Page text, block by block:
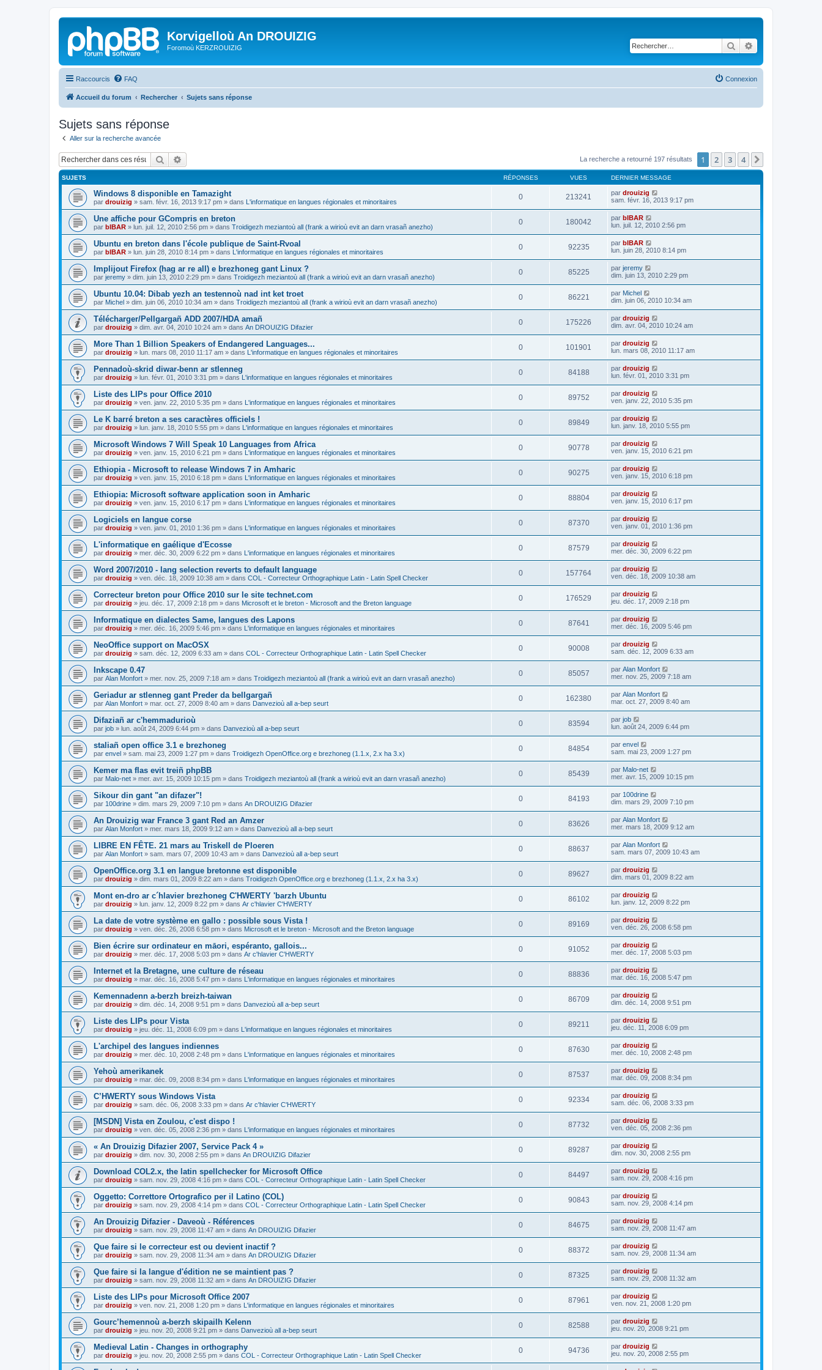
Korvigelloù An DROUIZIG
Foromoù KERZROUIZIG Rechercher
Raccourcis FAQ Connexion
Accueil du forum Rechercher Sujets sans réponse
Sujets sans réponse
Aller sur la recherche avancée
Rechercher La recherche a retourné 197 résultats 1 2 3 4
SUJETS RÉPONSES VUES DERNIER MESSAGE
Windows 8 disponible en Tamazight
par drouizig » sam. févr. 16, 2013 9:17 pm » dans L'informatique en langues régionales et minoritaires
0 213241 par drouizig
sam. févr. 16, 2013 9:17 pm
Une affiche pour GCompris en breton
par bIBAR » lun. juil. 12, 2010 2:56 pm » dans Troidigezh meziantoù all (frank a wirioù evit an darn vrasañ anezho)
0 180042 par bIBAR
lun. juil. 12, 2010 2:56 pm
Ubuntu en breton dans l'école publique de Saint-Rvoal
par bIBAR » lun. juin 28, 2010 8:14 pm » dans L'informatique en langues régionales et minoritaires
0 92235 par bIBAR
lun. juin 28, 2010 8:14 pm
Implijout Firefox (hag ar re all) e brezhoneg gant Linux ?
par jeremy » dim. juin 13, 2010 2:29 pm » dans Troidigezh meziantoù all (frank a wirioù evit an darn vrasañ anezho)
0 85225 par jeremy
dim. juin 13, 2010 2:29 pm
Ubuntu 10.04: Dibab yezh an testennoù nad int ket troet
par Michel » dim. juin 06, 2010 10:34 am » dans Troidigezh meziantoù all (frank a wirioù evit an darn vrasañ anezho)
0 86221 par Michel
dim. juin 06, 2010 10:34 am
Télécharger/Pellgargañ ADD 2007/HDA amañ
par drouizig » dim. avr. 04, 2010 10:24 am » dans An DROUIZIG Difazier
0 175226 par drouizig
dim. avr. 04, 2010 10:24 am
More Than 1 Billion Speakers of Endangered Languages...
par drouizig » lun. mars 08, 2010 11:17 am » dans L'informatique en langues régionales et minoritaires
0 101901 par drouizig
lun. mars 08, 2010 11:17 am
Pennadoù-skrid diwar-benn ar stlenneg
par drouizig » lun. févr. 01, 2010 3:31 pm » dans L'informatique en langues régionales et minoritaires
0 84188 par drouizig
lun. févr. 01, 2010 3:31 pm
Liste des LIPs pour Office 2010
par drouizig » ven. janv. 22, 2010 5:35 pm » dans L'informatique en langues régionales et minoritaires
0 89752 par drouizig
ven. janv. 22, 2010 5:35 pm
Le K barré breton a ses caractères officiels !
par drouizig » lun. janv. 18, 2010 5:55 pm » dans L'informatique en langues régionales et minoritaires
0 89849 par drouizig
lun. janv. 18, 2010 5:55 pm
Microsoft Windows 7 Will Speak 10 Languages from Africa
par drouizig » ven. janv. 15, 2010 6:21 pm » dans L'informatique en langues régionales et minoritaires
0 90778 par drouizig
ven. janv. 15, 2010 6:21 pm
Ethiopia - Microsoft to release Windows 7 in Amharic
par drouizig » ven. janv. 15, 2010 6:18 pm » dans L'informatique en langues régionales et minoritaires
0 90275 par drouizig
ven. janv. 15, 2010 6:18 pm
Ethiopia: Microsoft software application soon in Amharic
par drouizig » ven. janv. 15, 2010 6:17 pm » dans L'informatique en langues régionales et minoritaires
0 88804 par drouizig
ven. janv. 15, 2010 6:17 pm
Logiciels en langue corse
par drouizig » ven. janv. 01, 2010 1:36 pm » dans L'informatique en langues régionales et minoritaires
0 87370 par drouizig
ven. janv. 01, 2010 1:36 pm
L'informatique en gaélique d'Ecosse
par drouizig » mer. déc. 30, 2009 6:22 pm » dans L'informatique en langues régionales et minoritaires
0 87579 par drouizig
mer. déc. 30, 2009 6:22 pm
Word 2007/2010 - lang selection reverts to default language
par drouizig » ven. déc. 18, 2009 10:38 am » dans COL - Correcteur Orthographique Latin - Latin Spell Checker
0 157764 par drouizig
ven. déc. 18, 2009 10:38 am
Correcteur breton pour Office 2010 sur le site technet.com
par drouizig » jeu. déc. 17, 2009 2:18 pm » dans Microsoft et le breton - Microsoft and the Breton language
0 176529 par drouizig
jeu. déc. 17, 2009 2:18 pm
Informatique en dialectes Same, langues des Lapons
par drouizig » mer. déc. 16, 2009 5:46 pm » dans L'informatique en langues régionales et minoritaires
0 87641 par drouizig
mer. déc. 16, 2009 5:46 pm
NeoOffice support on MacOSX
par drouizig » sam. déc. 12, 2009 6:33 am » dans COL - Correcteur Orthographique Latin - Latin Spell Checker
0 90008 par drouizig
sam. déc. 12, 2009 6:33 am
Inkscape 0.47
par Alan Monfort » mer. nov. 25, 2009 7:18 am » dans Troidigezh meziantoù all (frank a wirioù evit an darn vrasañ anezho)
0 85057 par Alan Monfort
mer. nov. 25, 2009 7:18 am
Geriadur ar stlenneg gant Preder da bellgargañ
par Alan Monfort » mar. oct. 27, 2009 8:40 am » dans Danvezioù all a-bep seurt
0 162380 par Alan Monfort
mar. oct. 27, 2009 8:40 am
Difaziañ ar c'hemmadurioù
par job » lun. août 24, 2009 6:44 pm » dans Danvezioù all a-bep seurt
0 83594 par job
lun. août 24, 2009 6:44 pm
staliañ open office 3.1 e brezhoneg
par envel » sam. mai 23, 2009 1:27 pm » dans Troidigezh OpenOffice.org e brezhoneg (1.1.x, 2.x ha 3.x)
0 84854 par envel
sam. mai 23, 2009 1:27 pm
Kemer ma flas evit treiñ phpBB
par Malo-net » mer. avr. 15, 2009 10:15 pm » dans Troidigezh meziantoù all (frank a wirioù evit an darn vrasañ anezho)
0 85439 par Malo-net
mer. avr. 15, 2009 10:15 pm
Sikour din gant "an difazer"!
par 100drine » dim. mars 29, 2009 7:10 pm » dans An DROUIZIG Difazier
0 84193 par 100drine
dim. mars 29, 2009 7:10 pm
An Drouizig war France 3 gant Red an Amzer
par Alan Monfort » mer. mars 18, 2009 9:12 am » dans Danvezioù all a-bep seurt
0 83626 par Alan Monfort
mer. mars 18, 2009 9:12 am
LIBRE EN FÊTE. 21 mars au Triskell de Ploeren
par Alan Monfort » sam. mars 07, 2009 10:43 am » dans Danvezioù all a-bep seurt
0 88637 par Alan Monfort
sam. mars 07, 2009 10:43 am
OpenOffice.org 3.1 en langue bretonne est disponible
par drouizig » dim. mars 01, 2009 8:22 am » dans Troidigezh OpenOffice.org e brezhoneg (1.1.x, 2.x ha 3.x)
0 89627 par drouizig
dim. mars 01, 2009 8:22 am
Mont en-dro ar c´hlavier brezhoneg C'HWERTY 'barzh Ubuntu
par drouizig » lun. janv. 12, 2009 8:22 pm » dans Ar c'hlavier C'HWERTY
0 86102 par drouizig
lun. janv. 12, 2009 8:22 pm
La date de votre système en gallo : possible sous Vista !
par drouizig » ven. déc. 26, 2008 6:58 pm » dans Microsoft et le breton - Microsoft and the Breton language
0 89169 par drouizig
ven. déc. 26, 2008 6:58 pm
Bien écrire sur ordinateur en māori, espéranto, gallois...
par drouizig » mer. déc. 17, 2008 5:03 pm » dans Ar c'hlavier C'HWERTY
0 91052 par drouizig
mer. déc. 17, 2008 5:03 pm
Internet et la Bretagne, une culture de réseau
par drouizig » mar. déc. 16, 2008 5:47 pm » dans L'informatique en langues régionales et minoritaires
0 88836 par drouizig
mar. déc. 16, 2008 5:47 pm
Kemennadenn a-berzh breizh-taiwan
par drouizig » dim. déc. 14, 2008 9:51 pm » dans Danvezioù all a-bep seurt
0 86709 par drouizig
dim. déc. 14, 2008 9:51 pm
Liste des LIPs pour Vista
par drouizig » jeu. déc. 11, 2008 6:09 pm » dans L'informatique en langues régionales et minoritaires
0 89211 par drouizig
jeu. déc. 11, 2008 6:09 pm
L'archipel des langues indiennes
par drouizig » mer. déc. 10, 2008 2:48 pm » dans L'informatique en langues régionales et minoritaires
0 87630 par drouizig
mer. déc. 10, 2008 2:48 pm
Yehoù amerikanek
par drouizig » mar. déc. 09, 2008 8:34 pm » dans L'informatique en langues régionales et minoritaires
0 87537 par drouizig
mar. déc. 09, 2008 8:34 pm
C’HWERTY sous Windows Vista
par drouizig » sam. déc. 06, 2008 3:33 pm » dans Ar c'hlavier C'HWERTY
0 92334 par drouizig
sam. déc. 06, 2008 3:33 pm
[MSDN] Vista en Zoulou, c'est dispo !
par drouizig » ven. déc. 05, 2008 2:36 pm » dans L'informatique en langues régionales et minoritaires
0 87732 par drouizig
ven. déc. 05, 2008 2:36 pm
« An Drouizig Difazier 2007, Service Pack 4 »
par drouizig » dim. nov. 30, 2008 2:55 pm » dans An DROUIZIG Difazier
0 89287 par drouizig
dim. nov. 30, 2008 2:55 pm
Download COL2.x, the latin spellchecker for Microsoft Office
par drouizig » sam. nov. 29, 2008 4:16 pm » dans COL - Correcteur Orthographique Latin - Latin Spell Checker
0 84497 par drouizig
sam. nov. 29, 2008 4:16 pm
Oggetto: Correttore Ortografico per il Latino (COL)
par drouizig » sam. nov. 29, 2008 4:14 pm » dans COL - Correcteur Orthographique Latin - Latin Spell Checker
0 90843 par drouizig
sam. nov. 29, 2008 4:14 pm
An Drouizig Difazier - Daveoù - Références
par drouizig » sam. nov. 29, 2008 11:47 am » dans An DROUIZIG Difazier
0 84675 par drouizig
sam. nov. 29, 2008 11:47 am
Que faire si le correcteur est ou devient inactif ?
par drouizig » sam. nov. 29, 2008 11:34 am » dans An DROUIZIG Difazier
0 88372 par drouizig
sam. nov. 29, 2008 11:34 am
Que faire si la langue d'édition ne se maintient pas ?
par drouizig » sam. nov. 29, 2008 11:32 am » dans An DROUIZIG Difazier
0 87325 par drouizig
sam. nov. 29, 2008 11:32 am
Liste des LIPs pour Microsoft Office 2007
par drouizig » ven. nov. 21, 2008 1:20 pm » dans L'informatique en langues régionales et minoritaires
0 87961 par drouizig
ven. nov. 21, 2008 1:20 pm
Gourc’hemennoù a-berzh skipailh Kelenn
par drouizig » jeu. nov. 20, 2008 9:21 pm » dans Danvezioù all a-bep seurt
0 82588 par drouizig
jeu. nov. 20, 2008 9:21 pm
Medieval Latin - Changes in orthography
par drouizig » jeu. nov. 20, 2008 2:55 pm » dans COL - Correcteur Orthographique Latin - Latin Spell Checker
0 94736 par drouizig
jeu. nov. 20, 2008 2:55 pm